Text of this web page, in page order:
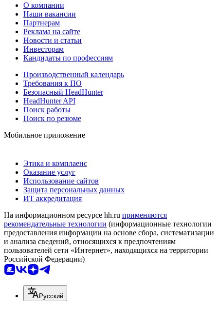
О компании
Наши вакансии
Партнерам
Реклама на сайте
Новости и статьи
Инвесторам
Кандидаты по профессиям
Производственный календарь
Требования к ПО
Безопасный HeadHunter
HeadHunter API
Поиск работы
Поиск по резюме
Мобильное приложение
Этика и комплаенс
Оказание услуг
Использование сайтов
Защита персональных данных
ИТ аккредитация
На информационном ресурсе hh.ru применяются
рекомендательные технологии (информационные технологии
предоставления информации на основе сбора, систематизации
и анализа сведений, относящихся к предпочтениям
пользователей сети «Интернет», находящихся на территории
Российской Федерации)
Русский